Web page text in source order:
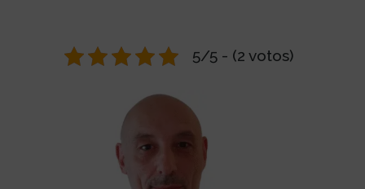
5/5 - (2 votos)